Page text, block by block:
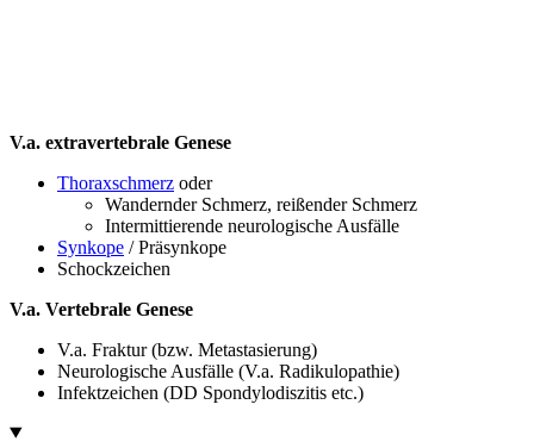
V.a. extravertebrale Genese
Thoraxschmerz oder
Wandernder Schmerz, reißender Schmerz
Intermittierende neurologische Ausfälle
Synkope / Präsynkope
Schockzeichen
V.a. Vertebrale Genese
V.a. Fraktur (bzw. Metastasierung)
Neurologische Ausfälle (V.a. Radikulopathie)
Infektzeichen (DD Spondylodiszitis etc.)